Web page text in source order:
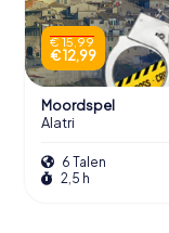
€ 15,99
€ 12,99
Moordspel
Alatri
6 Talen
2,5 h